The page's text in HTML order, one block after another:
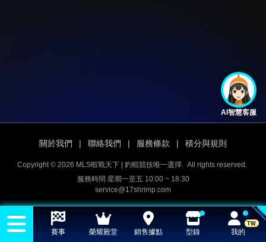
AI智慧客服
關於我們 | 聯絡我們 | 服務條款 | 積分與規則
Copyright © 2026 MLS蝦戰天下 | 釣蝦競技唯一選擇. All rights reserved.
服務時間 星期一至五 10:00 ~ 18:30
service@17shrimp.com
賽事 榮耀殿堂 銷售據點 型錄
TW
我的